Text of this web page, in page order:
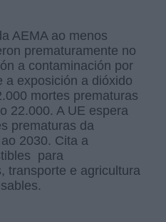
AEMA ao menos
prematuramente no
a contaminación por
a exposición a dióxido
mortes prematuras
22.000. A UE espera
prematuras da
2030. Cita a
para
transporte e agricultura